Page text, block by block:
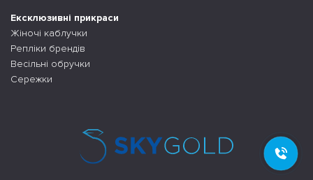
Ексклюзивні прикраси
Жіночі каблучки
Репліки брендів
Весільні обручки
Сережки